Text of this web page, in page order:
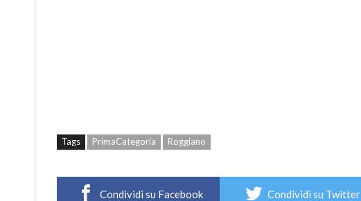
Tags PrimaCategoria Roggiano
Condividi su Facebook Condividi su Twitter